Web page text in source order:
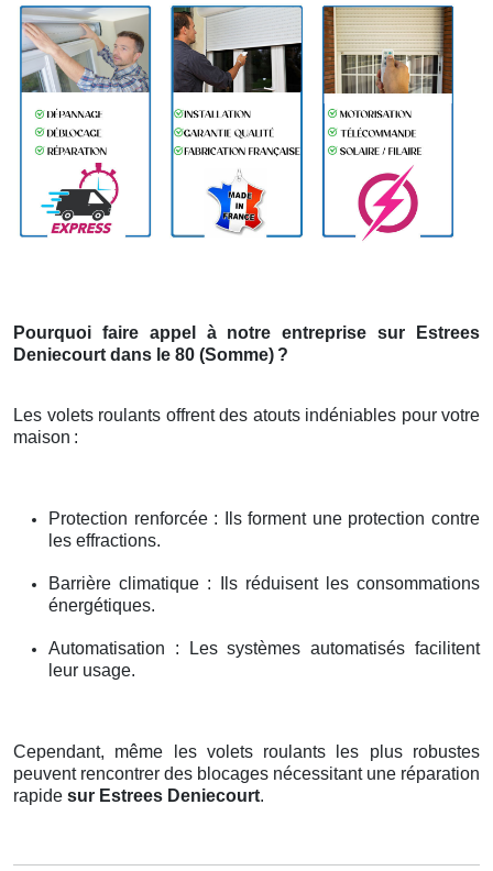
Pourquoi faire appel à notre entreprise sur Estrees
Deniecourt dans le 80 (Somme) ?
Les volets roulants offrent des atouts indéniables pour votre
maison :
Protection renforcée : Ils forment une protection contre
les effractions.
Barrière climatique : Ils réduisent les consommations
énergétiques.
Automatisation : Les systèmes automatisés facilitent
leur usage.
Cependant, même les volets roulants les plus robustes
peuvent rencontrer des blocages nécessitant une réparation
rapide sur Estrees Deniecourt.